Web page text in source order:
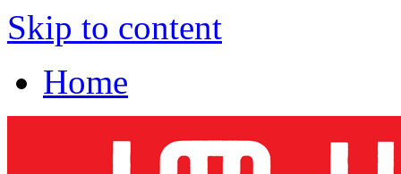
Skip to content
Home